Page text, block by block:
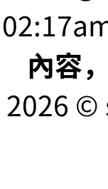
內容
2026 ©